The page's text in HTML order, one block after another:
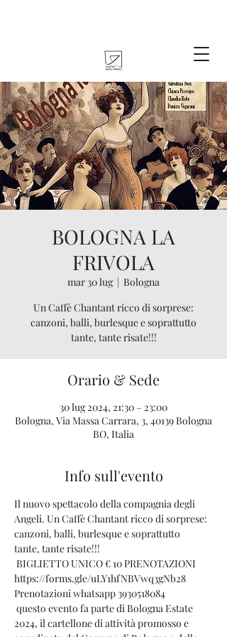
BOLOGNA LA
FRIVOLA
mar 30 lug
  |
Bologna
Un Caffè Chantant ricco di sorprese:
canzoni, balli, burlesque e soprattutto
tante, tante risate!!!
Orario & Sede
30 lug 2024, 21:30 – 23:00
Bologna, Via Massa Carrara, 3, 40139 Bologna
BO, Italia
Info sull'evento
Il nuovo spettacolo della compagnia degli
Angeli. Un Caffè Chantant ricco di sorprese:
canzoni, balli, burlesque e soprattutto
tante, tante risate!!!
BIGLIETTO UNICO € 10 PRENOTAZIONI
https://forms.gle/uLY1hfNBVwq3gNb28
Prenotazioni whatsapp 3930518084
questo evento fa parte di Bologna Estate
2024, il cartellone di attività promosso e